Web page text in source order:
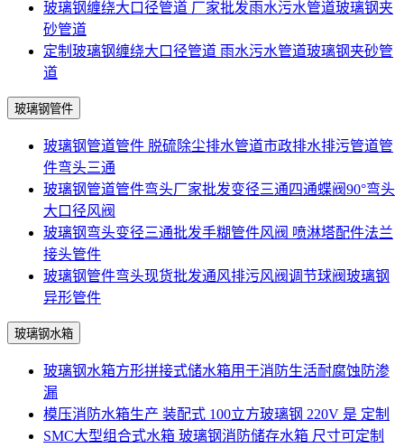
玻璃钢缠绕大口径管道 厂家批发雨水污水管道玻璃钢夹
砂管道
定制玻璃钢缠绕大口径管道 雨水污水管道玻璃钢夹砂管
道
玻璃钢管件
玻璃钢管道管件 脱硫除尘排水管道市政排水排污管道管
件弯头三通
玻璃钢管道管件弯头厂家批发变径三通四通蝶阀90°弯头
大口径风阀
玻璃钢弯头变径三通批发手糊管件风阀 喷淋塔配件法兰
接头管件
玻璃钢管件弯头现货批发通风排污风阀调节球阀玻璃钢
异形管件
玻璃钢水箱
玻璃钢水箱方形拼接式储水箱用于消防生活耐腐蚀防渗
漏
模压消防水箱生产 装配式 100立方玻璃钢 220V 是 定制
SMC大型组合式水箱 玻璃钢消防储存水箱 尺寸可定制